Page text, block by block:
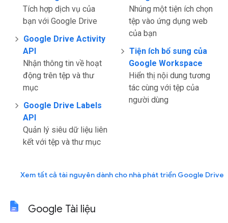
Tích hợp dịch vụ của
bạn với Google Drive
Google Drive Activity
API
Nhận thông tin về hoạt
động trên tệp và thư
mục
Google Drive Labels
API
Quản lý siêu dữ liệu liên
kết với tệp và thư mục
Nhúng một tiện ích chọn
tệp vào ứng dụng web
của bạn
Tiện ích bổ sung của
Google Workspace
Hiển thị nội dung tương
tác cùng với tệp của
người dùng
Xem tất cả tài nguyên dành cho nhà phát triển Google Drive
Google Tài liệu